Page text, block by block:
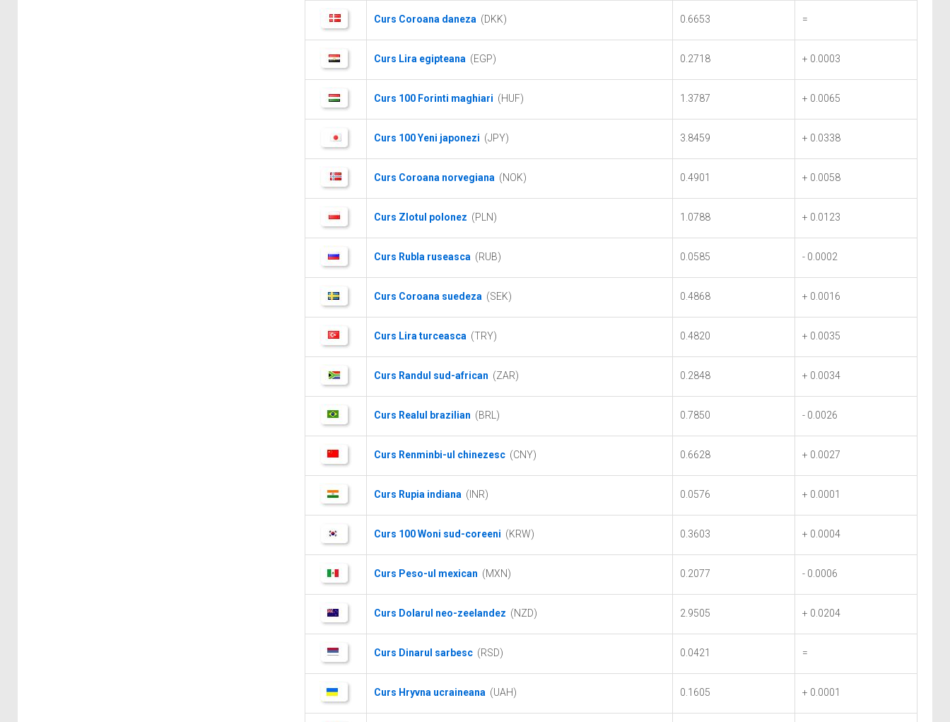
Curs Coroana daneza (DKK) 0.6653 =
Curs Lira egipteana (EGP) 0.2718 + 0.0003
Curs 100 Forinti maghiari (HUF) 1.3787 + 0.0065
Curs 100 Yeni japonezi (JPY) 3.8459 + 0.0338
Curs Coroana norvegiana (NOK) 0.4901 + 0.0058
Curs Zlotul polonez (PLN) 1.0788 + 0.0123
Curs Rubla ruseasca (RUB) 0.0585 - 0.0002
Curs Coroana suedeza (SEK) 0.4868 + 0.0016
Curs Lira turceasca (TRY) 0.4820 + 0.0035
Curs Randul sud-african (ZAR) 0.2848 + 0.0034
Curs Realul brazilian (BRL) 0.7850 - 0.0026
Curs Renminbi-ul chinezesc (CNY) 0.6628 + 0.0027
Curs Rupia indiana (INR) 0.0576 + 0.0001
Curs 100 Woni sud-coreeni (KRW) 0.3603 + 0.0004
Curs Peso-ul mexican (MXN) 0.2077 - 0.0006
Curs Dolarul neo-zeelandez (NZD) 2.9505 + 0.0204
Curs Dinarul sarbesc (RSD) 0.0421 =
Curs Hryvna ucraineana (UAH) 0.1605 + 0.0001